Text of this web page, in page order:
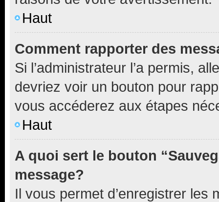
Haut
Comment rapporter des
Si l’administrateur l’a permis,
devriez voir un bouton pour
vous accéderez aux étapes
Haut
A quoi sert le bouton
message?
Il vous permet d’enregistrer